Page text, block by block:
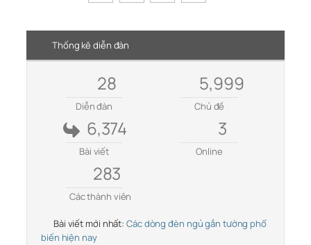
Thống kê diễn đàn
28
Diễn đàn
5,999
Chủ đề
6,374
Bài viết
3
Online
283
Các thành viên
Bài viết mới nhất: Các dòng đèn ngủ gắn tường phổ
biến hiện nay